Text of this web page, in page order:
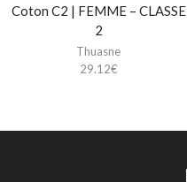
Coton C2 | FEMME – CLASSE
2
Thuasne
29.12€